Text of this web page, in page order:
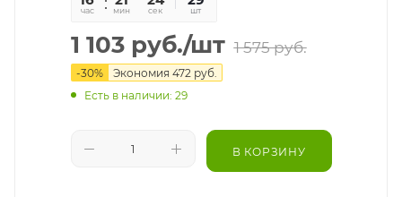
час мин сек шт
1 103руб./шт 1 575руб.
-30% Экономия 472руб.
Есть в наличии: 29
В КОРЗИНУ